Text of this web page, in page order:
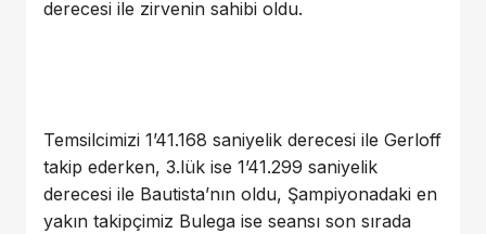
derecesi ile zirvenin sahibi oldu.
Temsilcimizi 1’41.168 saniyelik derecesi ile Gerloff
takip ederken, 3.lük ise 1’41.299 saniyelik
derecesi ile Bautista’nın oldu, Şampiyonadaki en
yakın takipçimiz Bulega ise seansı son sırada